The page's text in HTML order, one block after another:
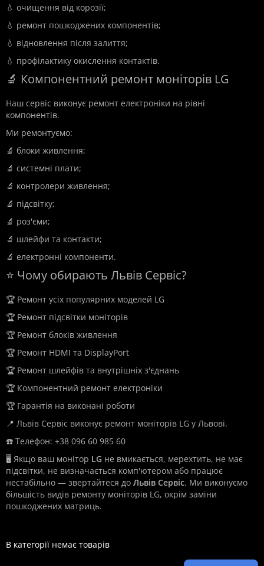
💧 очищення від корозії;
💧 ремонт пошкоджених компонентів;
💧 відновлення після залиття;
💧 профілактику окислення контактів.
🔬 Компонентний ремонт моніторів LG
Наш сервіс виконує ремонт електроніки на рівні
компонентів.
Ми ремонтуємо:
🔬 блоки живлення;
🔬 системні плати;
🔬 контролери живлення;
🔬 підсвітку;
🔬 роз'єми;
🔬 шлейфи та контакти;
🔬 електронні компоненти.
⭐ Чому обирають Львів Сервіс?
🏆 Ремонт усіх популярних моделей LG
🏆 Ремонт підсвітки моніторів
🏆 Ремонт блоків живлення
🏆 Ремонт HDMI та DisplayPort
🏆 Ремонт шлейфів та внутрішніх з'єднань
🏆 Компонентний ремонт електроніки
🏆 Гарантія на виконані роботи
📍 Львів Сервіс виконує ремонт моніторів LG у Львові.
☎️ Телефон: +38 096 60 985 60
🖥️ Якщо ваш монітор LG не вмикається, мерехтить, не має
підсвітки, не визначається комп'ютером або працює
нестабільно — звертайтеся до Львів Сервіс. Ми виконуємо
більшість видів ремонту моніторів LG, окрім заміни
пошкоджених матриць.
В категорії немає товарів